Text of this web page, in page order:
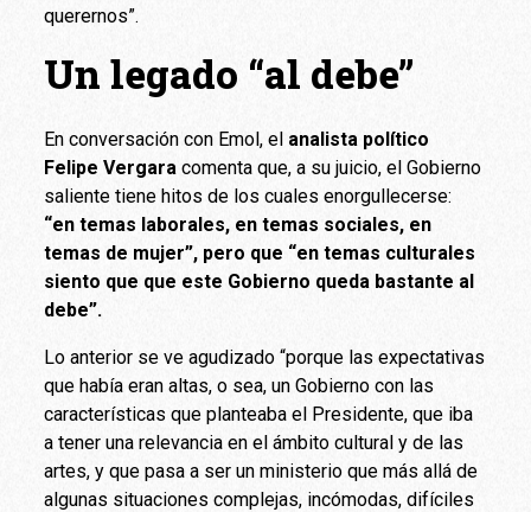
querernos”.
Un legado “al debe”
En conversación con Emol, el analista político
Felipe Vergara comenta que, a su juicio, el Gobierno
saliente tiene hitos de los cuales enorgullecerse:
“en temas laborales, en temas sociales, en
temas de mujer”, pero que “en temas culturales
siento que que este Gobierno queda bastante al
debe”.
Lo anterior se ve agudizado “porque las expectativas
que había eran altas, o sea, un Gobierno con las
características que planteaba el Presidente, que iba
a tener una relevancia en el ámbito cultural y de las
artes, y que pasa a ser un ministerio que más allá de
algunas situaciones complejas, incómodas, difíciles